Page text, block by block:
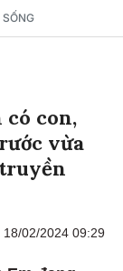
con,
vừa
18/02/2024 09:29